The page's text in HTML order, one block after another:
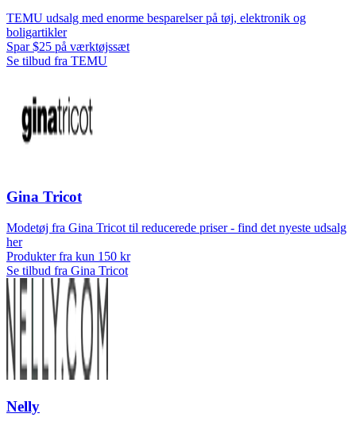
TEMU udsalg med enorme besparelser på tøj, elektronik og
boligartikler
Spar $25 på værktøjssæt
Se tilbud fra TEMU
Gina Tricot
Modetøj fra Gina Tricot til reducerede priser - find det nyeste udsalg
her
Produkter fra kun 150 kr
Se tilbud fra Gina Tricot
Nelly